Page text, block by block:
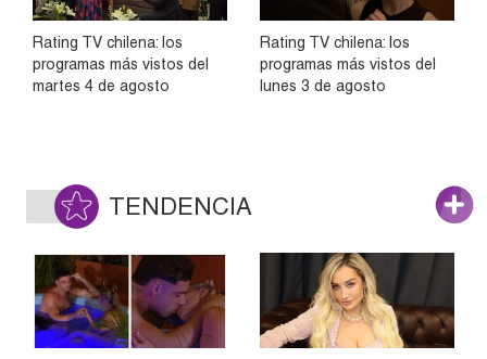
Rating TV chilena: los
programas más vistos del
martes 4 de agosto
Rating TV chilena: los
programas más vistos del
lunes 3 de agosto
TENDENCIA